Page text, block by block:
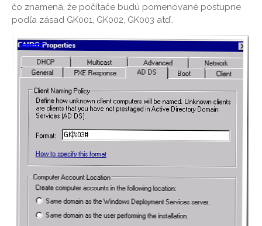
čo znamená, že počítače budú pomenované postupne
podľa zásad GK001, GK002, GK003 atď..